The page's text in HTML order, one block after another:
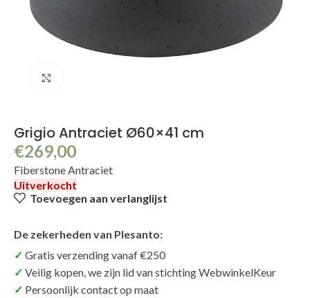
Grigio Antraciet Ø60×41 cm
€269,00
Fiberstone Antraciet
Uitverkocht
Toevoegen aan verlanglijst
De zekerheden van Plesanto:
Gratis verzending vanaf €250
Veilig kopen, we zijn lid van stichting WebwinkelKeur
Persoonlijk contact op maat